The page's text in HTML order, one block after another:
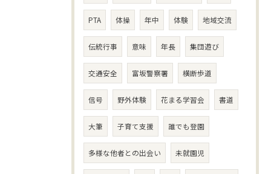
PTA 体操 年中 体験 地域交流
伝統行事 意味 年長 集団遊び
交通安全 富坂警察署 横断歩道
信号 野外体験 花まる学習会 書道
大筆 子育て支援 誰でも登園
多様な他者との出会い 未就園児